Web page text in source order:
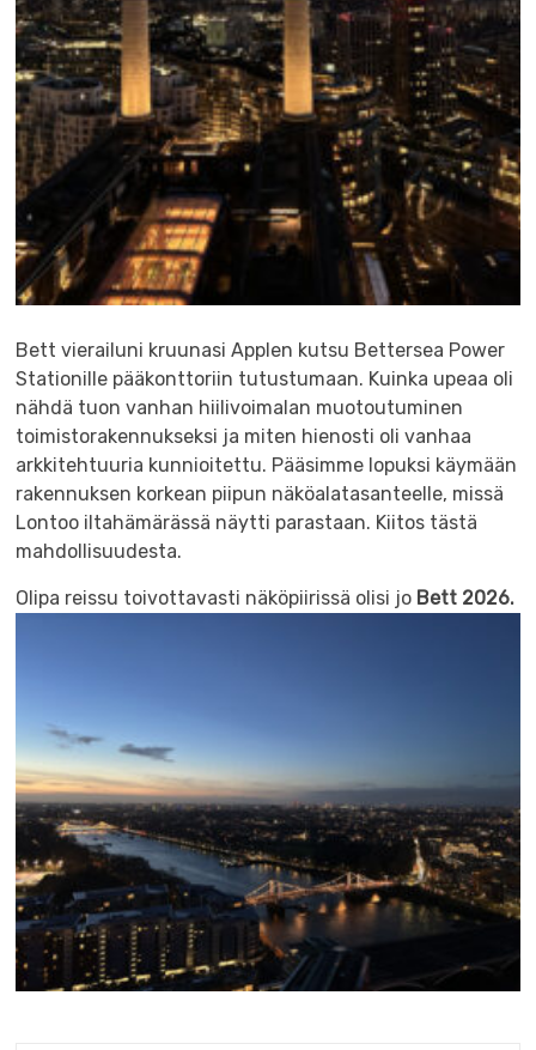
Bett vierailuni kruunasi Applen kutsu Bettersea Power
Stationille pääkonttoriin tutustumaan. Kuinka upeaa oli
nähdä tuon vanhan hiilivoimalan muotoutuminen
toimistorakennukseksi ja miten hienosti oli vanhaa
arkkitehtuuria kunnioitettu. Pääsimme lopuksi käymään
rakennuksen korkean piipun näköalatasanteelle, missä
Lontoo iltahämärässä näytti parastaan. Kiitos tästä
mahdollisuudesta.
Olipa reissu toivottavasti näköpiirissä olisi jo Bett 2026.